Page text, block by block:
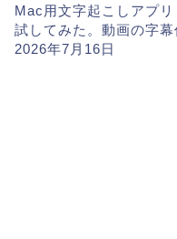
Mac用文字起こしアプ
試してみた。動画の字幕
2026年7月16日